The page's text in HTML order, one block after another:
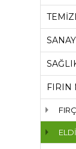
FIRIN